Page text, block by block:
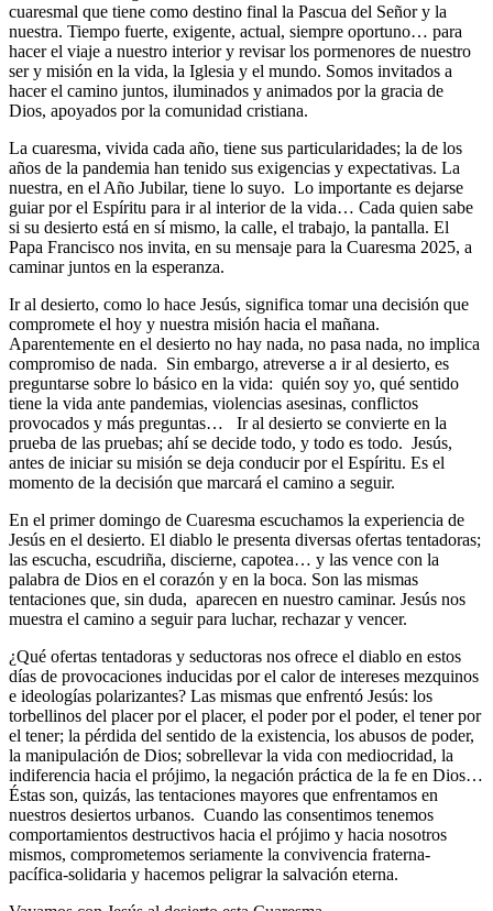
cuaresmal que tiene como destino final la Pascua del Señor y la
nuestra. Tiempo fuerte, exigente, actual, siempre oportuno… para
hacer el viaje a nuestro interior y revisar los pormenores de nuestro
ser y misión en la vida, la Iglesia y el mundo. Somos invitados a
hacer el camino juntos, iluminados y animados por la gracia de
Dios, apoyados por la comunidad cristiana.
La cuaresma, vivida cada año, tiene sus particularidades; la de los
años de la pandemia han tenido sus exigencias y expectativas. La
nuestra, en el Año Jubilar, tiene lo suyo. Lo importante es dejarse
guiar por el Espíritu para ir al interior de la vida… Cada quien sabe
si su desierto está en sí mismo, la calle, el trabajo, la pantalla. El
Papa Francisco nos invita, en su mensaje para la Cuaresma 2025, a
caminar juntos en la esperanza.
Ir al desierto, como lo hace Jesús, significa tomar una decisión que
compromete el hoy y nuestra misión hacia el mañana.
Aparentemente en el desierto no hay nada, no pasa nada, no implica
compromiso de nada. Sin embargo, atreverse a ir al desierto, es
preguntarse sobre lo básico en la vida: quién soy yo, qué sentido
tiene la vida ante pandemias, violencias asesinas, conflictos
provocados y más preguntas… Ir al desierto se convierte en la
prueba de las pruebas; ahí se decide todo, y todo es todo. Jesús,
antes de iniciar su misión se deja conducir por el Espíritu. Es el
momento de la decisión que marcará el camino a seguir.
En el primer domingo de Cuaresma escuchamos la experiencia de
Jesús en el desierto. El diablo le presenta diversas ofertas tentadoras;
las escucha, escudriña, discierne, capotea… y las vence con la
palabra de Dios en el corazón y en la boca. Son las mismas
tentaciones que, sin duda, aparecen en nuestro caminar. Jesús nos
muestra el camino a seguir para luchar, rechazar y vencer.
¿Qué ofertas tentadoras y seductoras nos ofrece el diablo en estos
días de provocaciones inducidas por el calor de intereses mezquinos
e ideologías polarizantes? Las mismas que enfrentó Jesús: los
torbellinos del placer por el placer, el poder por el poder, el tener por
el tener; la pérdida del sentido de la existencia, los abusos de poder,
la manipulación de Dios; sobrellevar la vida con mediocridad, la
indiferencia hacia el prójimo, la negación práctica de la fe en Dios…
Éstas son, quizás, las tentaciones mayores que enfrentamos en
nuestros desiertos urbanos. Cuando las consentimos tenemos
comportamientos destructivos hacia el prójimo y hacia nosotros
mismos, comprometemos seriamente la convivencia fraterna-
pacífica-solidaria y hacemos peligrar la salvación eterna.